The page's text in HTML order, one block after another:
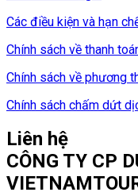
Các điều kiện và hạn
Chính sách về thanh
Chính sách về phương
Chính sách chấm dứt
Liên hệ
CÔNG TY CP